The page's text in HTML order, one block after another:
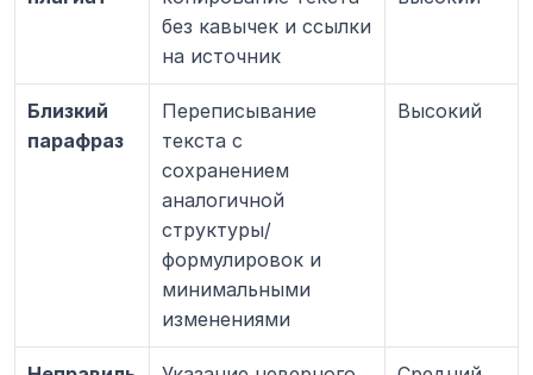
без кавычек и ссылки
на источник
Близкий
парафраз
Переписывание
текста с
сохранением
аналогичной
структуры/
формулировок и
минимальными
изменениями
Высокий